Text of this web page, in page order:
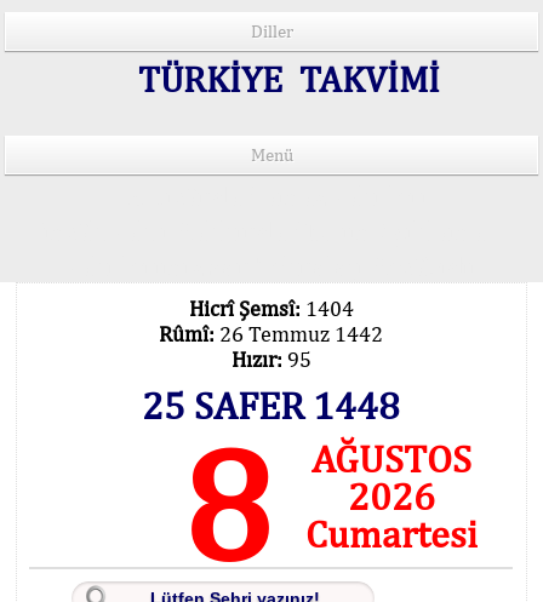
Diller
TÜRKİYE TAKVİMİ
Menü
Hicrî Şemsî: 1404
Rûmî: 26 Temmuz 1442
Hızır: 95
25 SAFER 1448
8
AĞUSTOS
2026
Cumartesi